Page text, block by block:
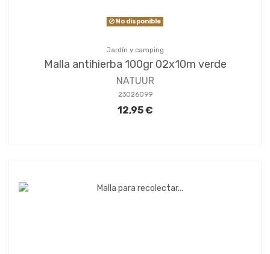
No disponible
Jardín y camping
Malla antihierba 100gr 02x10m verde
NATUUR
23026099
12,95 €